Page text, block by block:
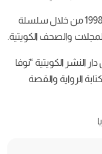
بدأ عبد الوهاب السيد الرفاعي الكتابة في عام 1998 من خلال سلسلة
والصحف الكويتية.
دار النشر الكويتية “نوفا
في فن كتابة الرواية والقصة